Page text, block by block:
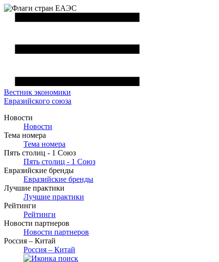
Вестник экономики
Евразийского союза
Новости
Новости
Тема номера
Тема номера
Пять столиц - 1 Союз
Пять столиц - 1 Союз
Евразийские бренды
Евразийские бренды
Лучшие практики
Лучшие практики
Рейтинги
Рейтинги
Новости партнеров
Новости партнеров
Россия – Китай
Россия – Китай